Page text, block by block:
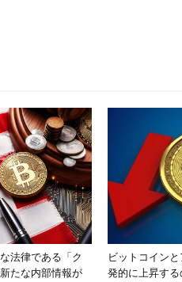
法律である「ク
たな内部情報が
ビットコイン
発的に上昇す